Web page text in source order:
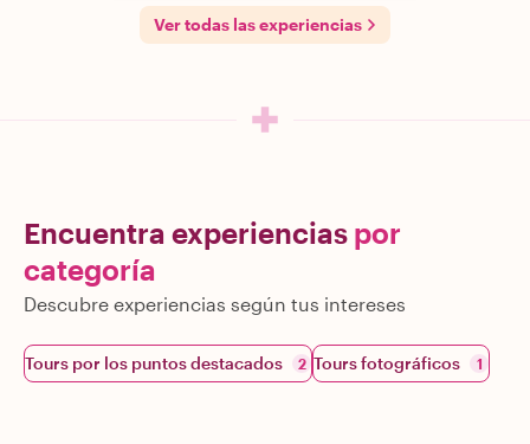
Ver todas las experiencias
Encuentra experiencias por
categoría
Descubre experiencias según tus intereses
Tours por los puntos destacados 2 Tours fotográficos 1